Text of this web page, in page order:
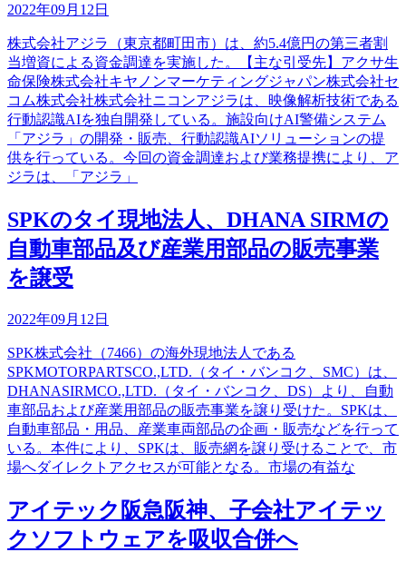
2022年09月12日
株式会社アジラ（東京都町田市）は、約5.4億円の第三者割
当増資による資金調達を実施した。【主な引受先】アクサ生
命保険株式会社キヤノンマーケティングジャパン株式会社セ
コム株式会社株式会社ニコンアジラは、映像解析技術である
行動認識AIを独自開発している。施設向けAI警備システム
「アジラ」の開発・販売、行動認識AIソリューションの提
供を行っている。今回の資金調達および業務提携により、ア
ジラは、「アジラ」
SPKのタイ現地法人、DHANA SIRMの
自動車部品及び産業用部品の販売事業
を譲受
2022年09月12日
SPK株式会社（7466）の海外現地法人である
SPKMOTORPARTSCO.,LTD.（タイ・バンコク、SMC）は、
DHANASIRMCO.,LTD.（タイ・バンコク、DS）より、自動
車部品および産業用部品の販売事業を譲り受けた。SPKは、
自動車部品・用品、産業車両部品の企画・販売などを行って
いる。本件により、SPKは、販売網を譲り受けることで、市
場へダイレクトアクセスが可能となる。市場の有益な
アイテック阪急阪神、子会社アイテッ
クソフトウェアを吸収合併へ